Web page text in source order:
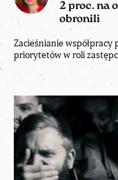
2 proc. na
obronili
Zacieśnianie współpracy
priorytetów w roli